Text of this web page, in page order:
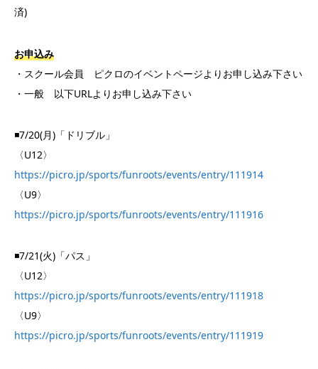
済)
お申込み
・スクール会員 ピクロのイベントページよりお申し込み下さい
・一般 以下URLよりお申し込み下さい
◾️7/20(月)「ドリブル」
〈U12〉
https://picro.jp/sports/funroots/events/entry/111914
〈U9〉
https://picro.jp/sports/funroots/events/entry/111916
◾️7/21(火)「パス」
〈U12〉
https://picro.jp/sports/funroots/events/entry/111918
〈U9〉
https://picro.jp/sports/funroots/events/entry/111919